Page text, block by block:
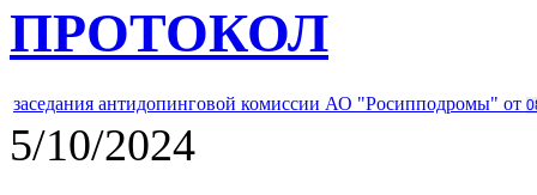
ПРОТОКОЛ
заседания антидопинговой комиссии АО "Росипподромы" от
5/10/2024